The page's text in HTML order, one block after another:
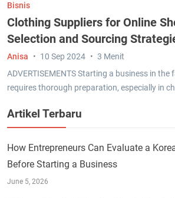
Bisnis
Clothing Suppliers for Online
Selection and Sourcing
ADVERTISEMENTS Starting a business in
requires thorough preparation, especially in
Anisa 10 Sep 2024 3 Menit
Artikel Terbaru
How Entrepreneurs Can Evaluate a
Before Starting a Business
June 5, 2026